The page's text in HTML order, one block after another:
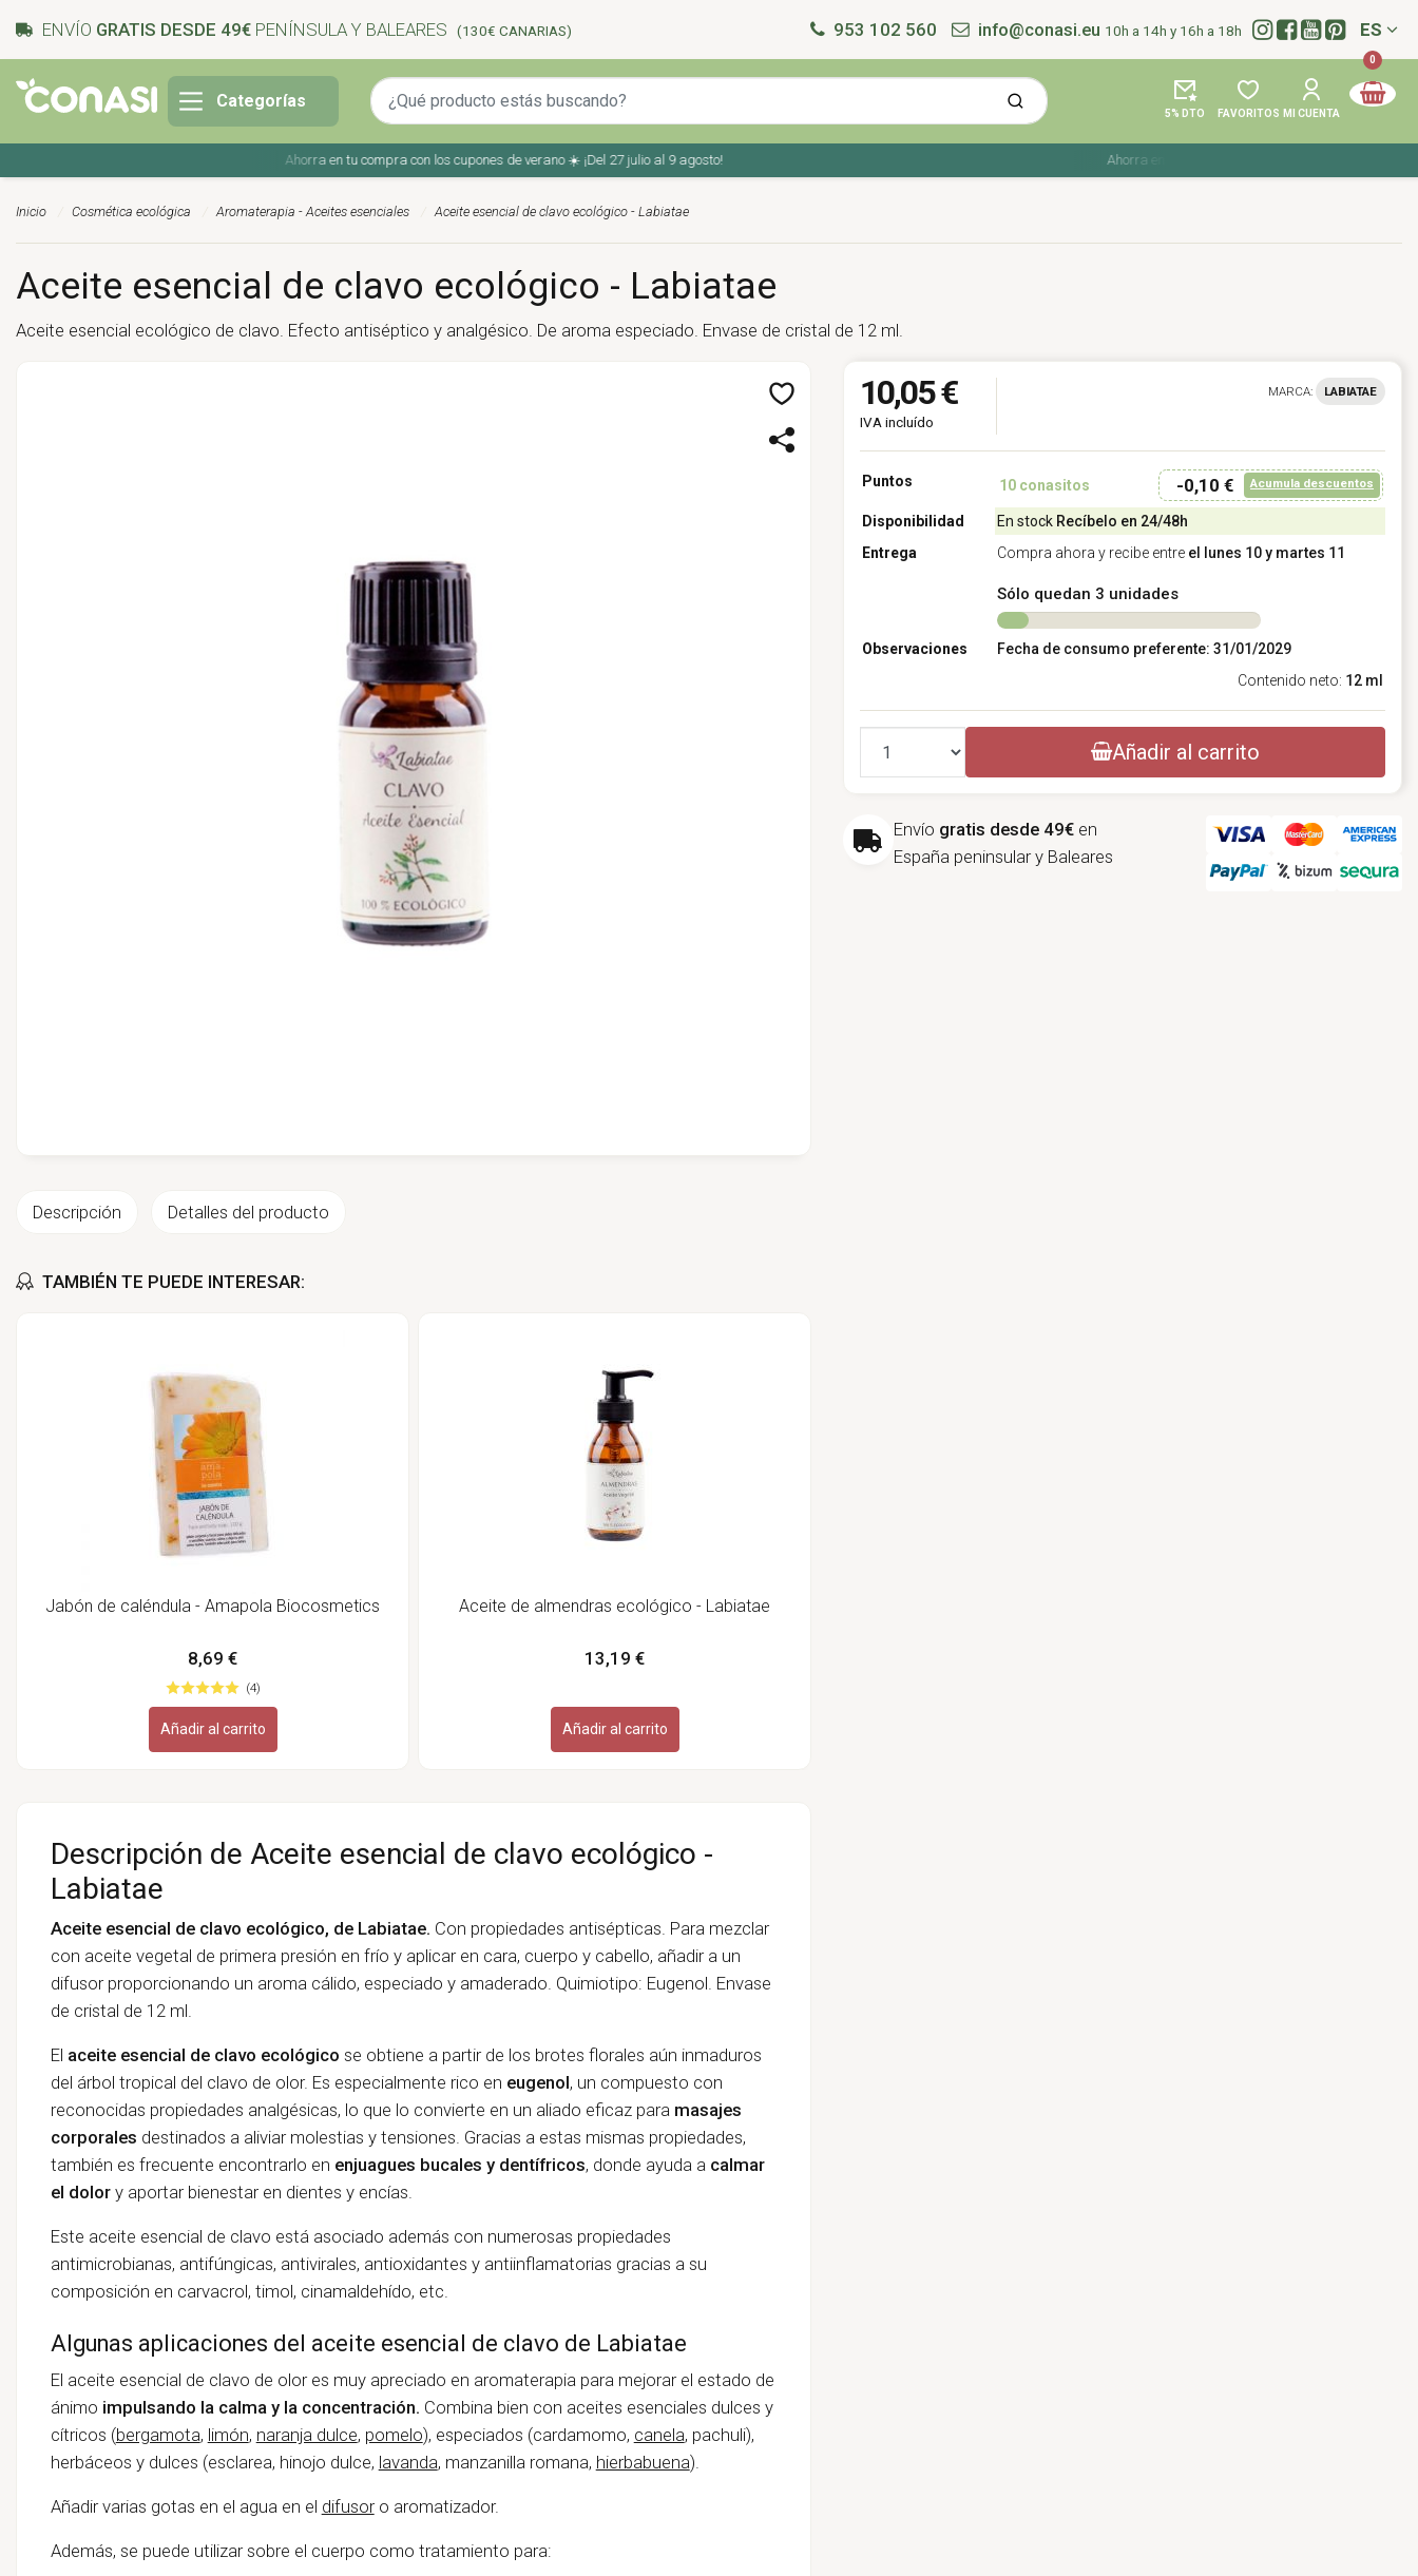
ENVÍO GRATIS DESDE 49€ PENÍNSULA Y BALEARES (130€ CANARIAS) 953 102 560 info@conasi.eu 10h a 14h y 16h a 18h Idioma:
ES
Categorías
5% DTO FAVORITOS MI CUENTA
0
Ahorra en tu compra con los cupones de verano ☀️ ¡Del 27 julio al 9 agosto! Ahorra en tu compra con los cupones de verano ☀️ ¡Del
Inicio Cosmética ecológica Aromaterapia - Aceites esenciales Aceite esencial de clavo ecológico - Labiatae
Aceite esencial de clavo ecológico - Labiatae
Aceite esencial ecológico de clavo. Efecto antiséptico y analgésico. De aroma especiado. Envase de cristal de 12 ml.
Descripción Detalles del producto
TAMBIÉN TE PUEDE INTERESAR:
Jabón de caléndula - Amapola Biocosmetics
8,69 €
(4)
Añadir al carrito
Aceite de almendras ecológico - Labiatae
13,19 €
Añadir al carrito
Descripción de Aceite esencial de clavo ecológico -
Labiatae
Aceite esencial de clavo ecológico, de Labiatae. Con propiedades antisépticas. Para mezclar
con aceite vegetal de primera presión en frío y aplicar en cara, cuerpo y cabello, añadir a un
difusor proporcionando un aroma cálido, especiado y amaderado. Quimiotipo: Eugenol. Envase
de cristal de 12 ml.
El aceite esencial de clavo ecológico se obtiene a partir de los brotes florales aún inmaduros
del árbol tropical del clavo de olor. Es especialmente rico en eugenol, un compuesto con
reconocidas propiedades analgésicas, lo que lo convierte en un aliado eficaz para masajes
corporales destinados a aliviar molestias y tensiones. Gracias a estas mismas propiedades,
también es frecuente encontrarlo en enjuagues bucales y dentífricos, donde ayuda a calmar
el dolory aportar bienestar en dientes y encías.
Este aceite esencial de clavo está asociado además con numerosas propiedades
antimicrobianas, antifúngicas, antivirales, antioxidantes y antiinflamatorias gracias a su
composición en carvacrol, timol, cinamaldehído, etc.
Algunas aplicaciones del aceite esencial de clavo de Labiatae
El aceite esencial de clavo de olor es muy apreciado en aromaterapia para mejorar el estado de
ánimo impulsando la calma y la concentración. Combina bien con aceites esenciales dulces y
cítricos (bergamota, limón, naranja dulce, pomelo), especiados (cardamomo, canela, pachuli),
herbáceos y dulces (esclarea, hinojo dulce, lavanda, manzanilla romana, hierbabuena).
Añadir varias gotas en el agua en el difusoro aromatizador.
Además, se puede utilizar sobre el cuerpo como tratamiento para:
10,05 €
IVA incluído
MARCA: LABIATAE
Puntos 10conasitos -0,10 € Acumula descuentos
Disponibilidad En stock Recíbelo en 24/48h
Entrega
Compra ahora y recibe entre el lunes 10 y martes 11
Sólo quedan 3 unidades
Observaciones
Fecha de consumo preferente: 31/01/2029
Contenido neto: 12 ml
Cantidad Añadir al carrito
Envío gratis desde 49€ en
España peninsular y Baleares